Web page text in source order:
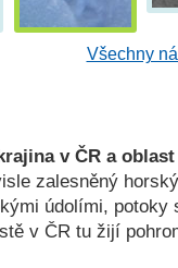
Všechny
v ČR a
zalesněný
údolími, potoky
v ČR tu žijí